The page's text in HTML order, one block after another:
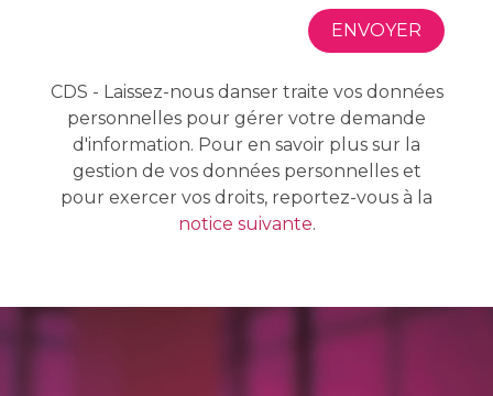
ENVOYER
CDS - Laissez-nous danser traite vos données
personnelles pour gérer votre demande
d'information. Pour en savoir plus sur la
gestion de vos données personnelles et
pour exercer vos droits, reportez-vous à la
notice suivante.